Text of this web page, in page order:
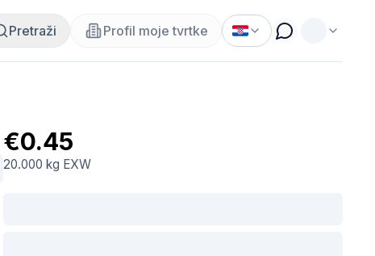
Pretraži Profil moje tvrtke
€0.45
20.000 kg EXW